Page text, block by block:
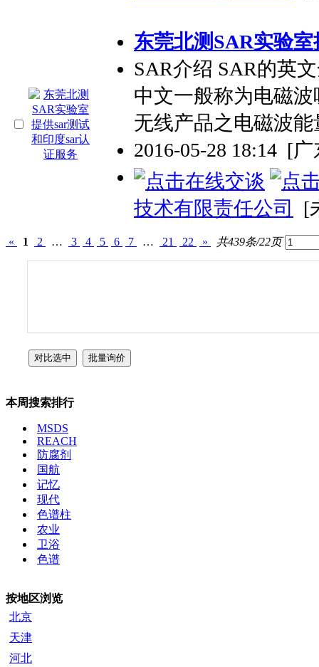
东莞北测SAR实验
SAR介绍 SAR的英
中文一般称为电磁
无线产品之电磁波能
2016-05-28 18:14 [广
技术有限责任公司 [
« 1 2 … 3 4 5 6 7 … 21 22 » 共439条/22页
本周搜索排行
MSDS
REACH
防腐剂
国航
记忆
现代
色谱柱
农业
卫浴
色谱
按地区浏览
北京
天津
河北